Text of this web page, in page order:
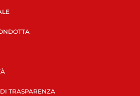
TRASPARENZA